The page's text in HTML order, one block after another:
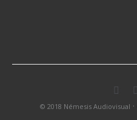
© 2018 Némesis Audiovisual ·